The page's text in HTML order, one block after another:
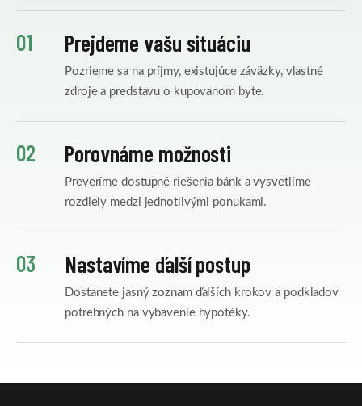
01 Prejdeme vašu situáciu
Pozrieme sa na príjmy, existujúce záväzky, vlastné
zdroje a predstavu o kupovanom byte.
02 Porovnáme možnosti
Preveríme dostupné riešenia bánk a vysvetlíme
rozdiely medzi jednotlivými ponukami.
03 Nastavíme ďalší postup
Dostanete jasný zoznam ďalších krokov a podkladov
potrebných na vybavenie hypotéky.